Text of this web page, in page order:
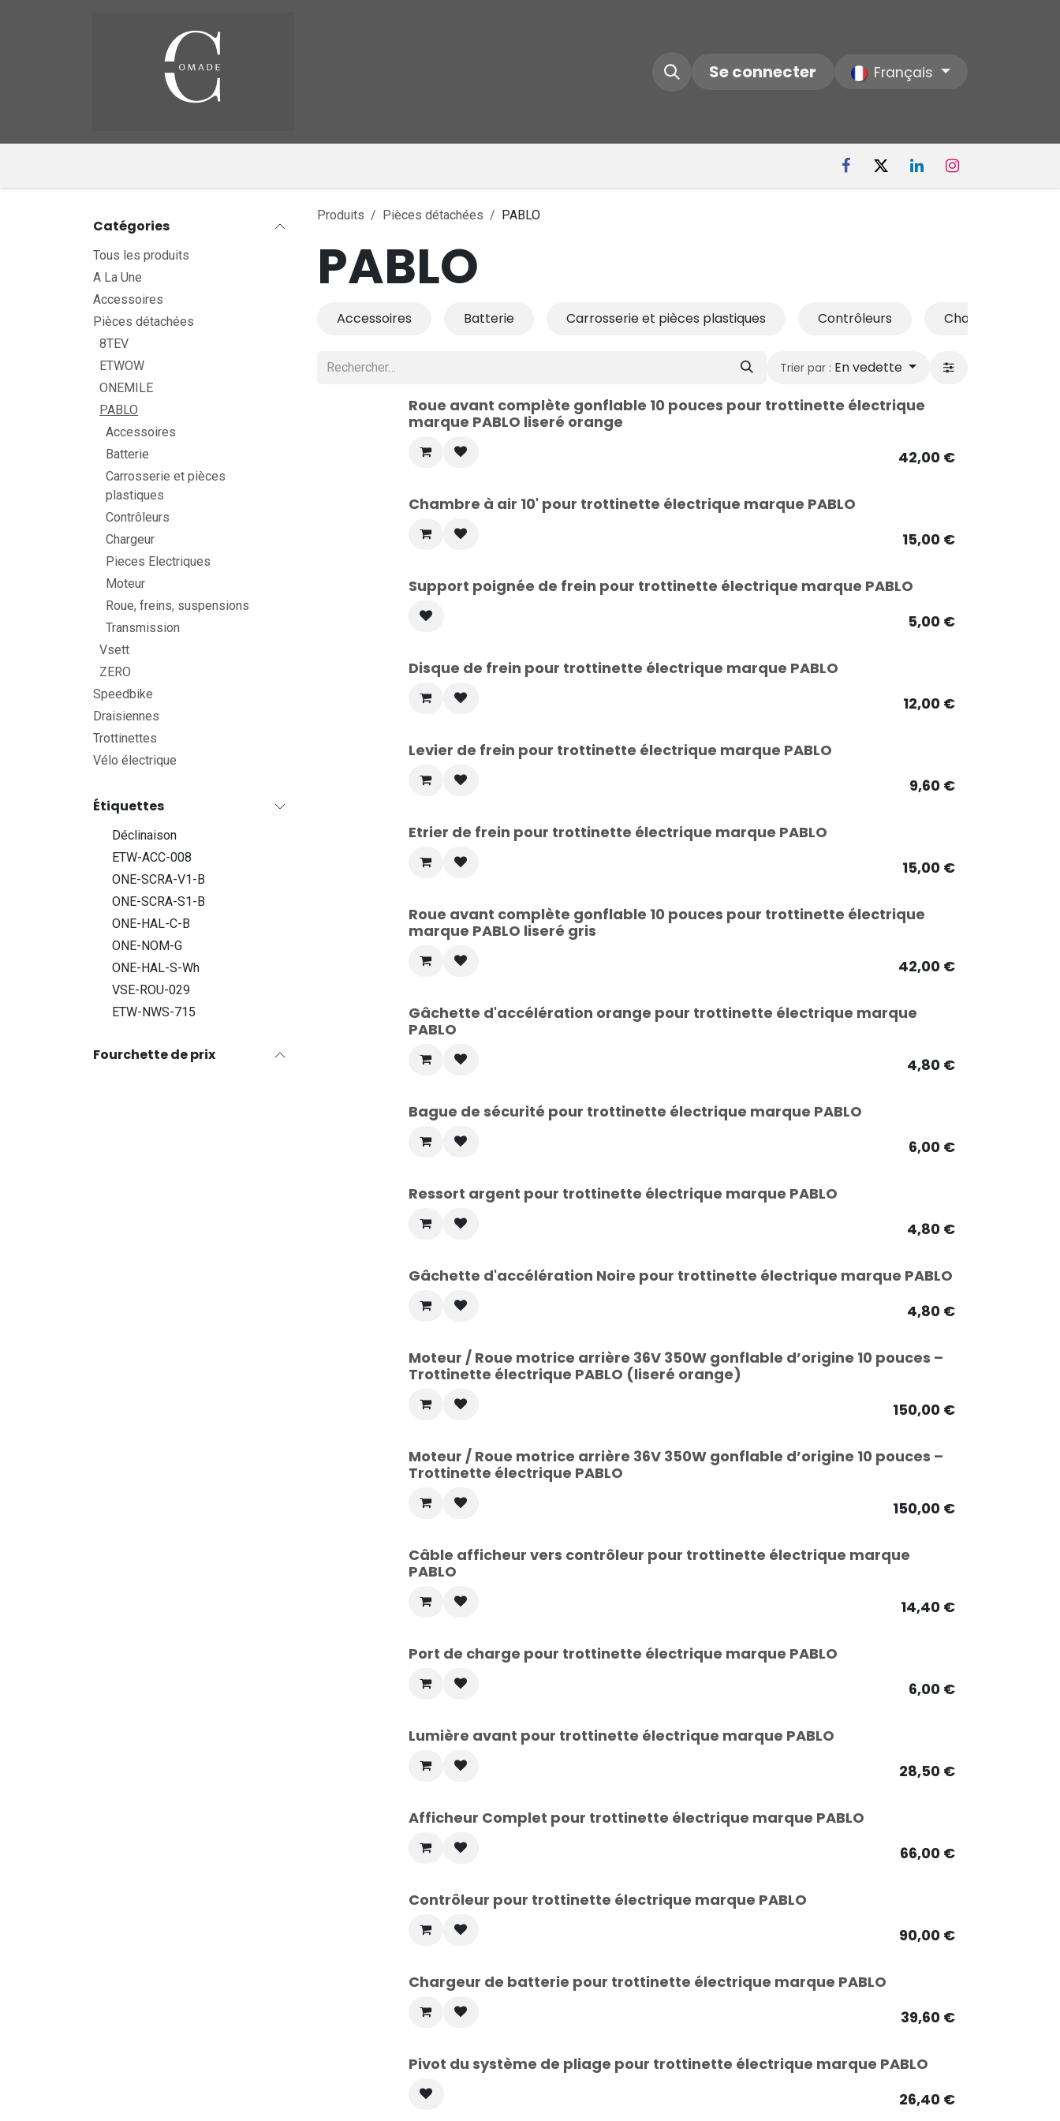
Contactez-nous Notre Société
Se connecter Français
Catégories
Tous les produits
A La Une
Accessoires
Pièces détachées
8TEV
ETWOW
ONEMILE
PABLO
Accessoires
Batterie
Carrosserie et pièces
plastiques
Contrôleurs
Chargeur
Pieces Electriques
Moteur
Roue, freins, suspensions
Transmission
Vsett
ZERO
Speedbike
Draisiennes
Trottinettes
Vélo électrique
Étiquettes
Déclinaison
ETW-ACC-008
ONE-SCRA-V1-B
ONE-SCRA-S1-B
ONE-HAL-C-B
ONE-NOM-G
ONE-HAL-S-Wh
VSE-ROU-029
ETW-NWS-715
Fourchette de prix
Produits Pièces détachées PABLO
PABLO
Accessoires Batterie Carrosserie et pièces plastiques Contrôleurs Chargeur
Trier par : En vedette
Roue avant complète gonflable 10 pouces pour trottinette électrique
marque PABLO liseré orange
42,00€
Chambre à air 10' pour trottinette électrique marque PABLO
15,00€
Support poignée de frein pour trottinette électrique marque PABLO
5,00€
Disque de frein pour trottinette électrique marque PABLO
12,00€
Levier de frein pour trottinette électrique marque PABLO
9,60€
Etrier de frein pour trottinette électrique marque PABLO
15,00€
Roue avant complète gonflable 10 pouces pour trottinette électrique
marque PABLO liseré gris
42,00€
Gâchette d'accélération orange pour trottinette électrique marque
PABLO
4,80€
Bague de sécurité pour trottinette électrique marque PABLO
6,00€
Ressort argent pour trottinette électrique marque PABLO
4,80€
Gâchette d'accélération Noire pour trottinette électrique marque PABLO
4,80€
Moteur / Roue motrice arrière 36V 350W gonflable d’origine 10 pouces –
Trottinette électrique PABLO (liseré orange)
150,00€
Moteur / Roue motrice arrière 36V 350W gonflable d’origine 10 pouces –
Trottinette électrique PABLO
150,00€
Câble afficheur vers contrôleur pour trottinette électrique marque
PABLO
14,40€
Port de charge pour trottinette électrique marque PABLO
6,00€
Lumière avant pour trottinette électrique marque PABLO
28,50€
Afficheur Complet pour trottinette électrique marque PABLO
66,00€
Contrôleur pour trottinette électrique marque PABLO
90,00€
Chargeur de batterie pour trottinette électrique marque PABLO
39,60€
Pivot du système de pliage pour trottinette électrique marque PABLO
26,40€